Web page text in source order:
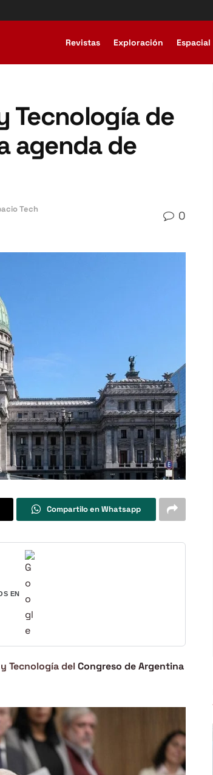
Revistas Exploración Espacial
Tecnología de
agenda de
Tech
0
Compartilo en Whatsapp
EN
Tecnología delCongreso de Argentina